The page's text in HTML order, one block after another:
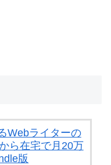
Webライターの
ら在宅で月20万
版